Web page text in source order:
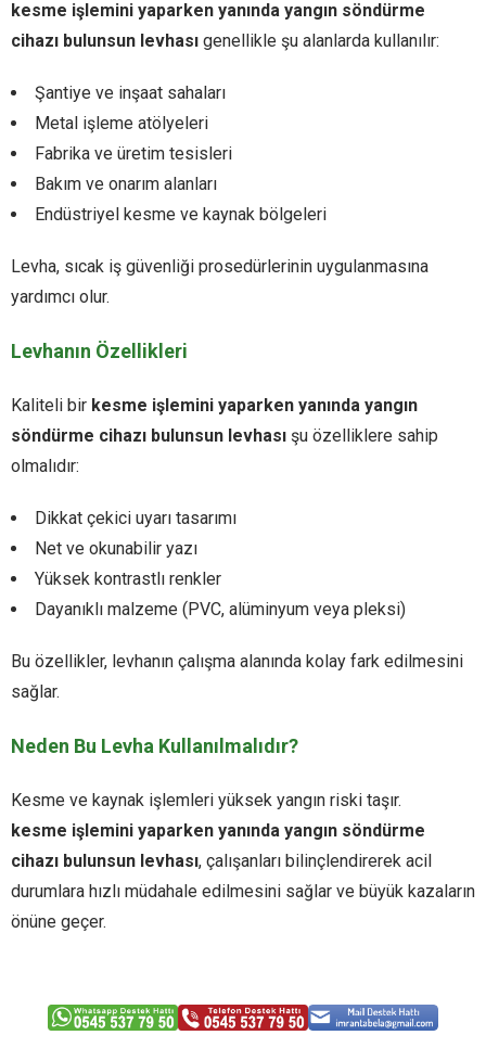
kesme işlemini yaparken yanında yangın söndürme
cihazı bulunsun levhası genellikle şu alanlarda kullanılır:
Şantiye ve inşaat sahaları
Metal işleme atölyeleri
Fabrika ve üretim tesisleri
Bakım ve onarım alanları
Endüstriyel kesme ve kaynak bölgeleri
Levha, sıcak iş güvenliği prosedürlerinin uygulanmasına
yardımcı olur.
Levhanın Özellikleri
Kaliteli bir kesme işlemini yaparken yanında yangın
söndürme cihazı bulunsun levhası şu özelliklere sahip
olmalıdır:
Dikkat çekici uyarı tasarımı
Net ve okunabilir yazı
Yüksek kontrastlı renkler
Dayanıklı malzeme (PVC, alüminyum veya pleksi)
Bu özellikler, levhanın çalışma alanında kolay fark edilmesini
sağlar.
Neden Bu Levha Kullanılmalıdır?
Kesme ve kaynak işlemleri yüksek yangın riski taşır.
kesme işlemini yaparken yanında yangın söndürme
cihazı bulunsun levhası, çalışanları bilinçlendirerek acil
durumlara hızlı müdahale edilmesini sağlar ve büyük kazaların
önüne geçer.